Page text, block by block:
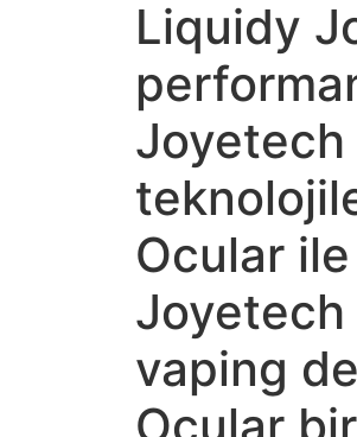
Liquidy
Ocular
vaping